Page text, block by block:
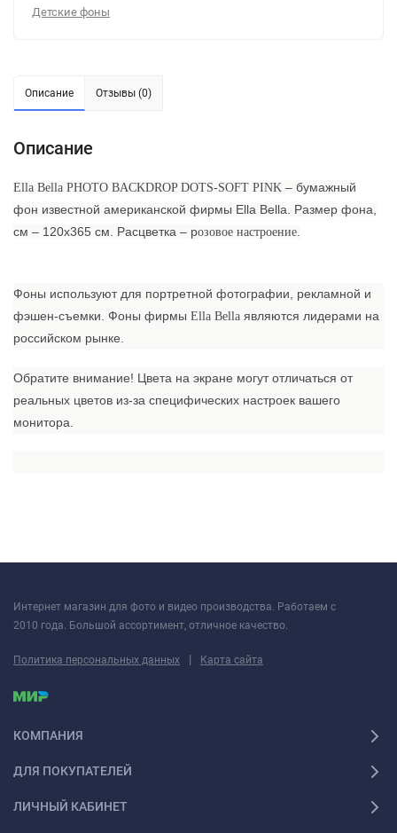
Детские фоны
Описание Отзывы (0)
Описание
Ella Bella PHOTO BACKDROP DOTS-SOFT PINK – бумажный
фон известной американской фирмы Ella Bella. Размер фона,
см – 120х365 см. Расцветка – розовое настроение
Фоны используют для портретной фотографии, рекламной и
фэшен-съемки. Фоны фирмы Ella Bella являются лидерами на
российском рынке.
Обратите внимание! Цвета на экране могут отличаться от
реальных цветов из-за специфических настроек вашего
монитора.
Интернет магазин для фото и видео производства. Работаем с
2010 года. Большой ассортимент, отличное качество.
Политика персональных данных | Карта сайта
КОМПАНИЯ
ДЛЯ ПОКУПАТЕЛЕЙ
ЛИЧНЫЙ КАБИНЕТ